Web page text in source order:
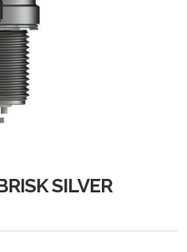
SILVER